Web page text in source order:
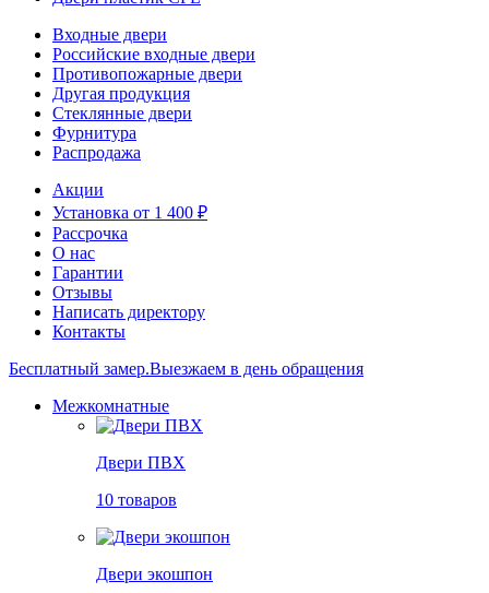
Входные двери
Российские входные двери
Противопожарные двери
Другая продукция
Стеклянные двери
Фурнитура
Распродажа
Акции
Установка от 1 400 ₽
Рассрочка
О нас
Гарантии
Отзывы
Написать директору
Контакты
Бесплатный замер.Выезжаем в день обращения
Межкомнатные
Двери ПВХ
10 товаров
Двери экошпон